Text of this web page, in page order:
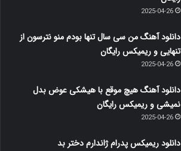
2025-04-26
دانلود آهنگ من سی سال تنها بودم منو نترسون از
تنهایی و ریمیکس رایگان
2025-04-26
دانلود آهنگ هیچ موقع با هیشکی عوض بدل
نمیشی و ریمیکس رایگان
2025-04-26
دانلود ریمیکس پدرام ژاندارم دختر بد